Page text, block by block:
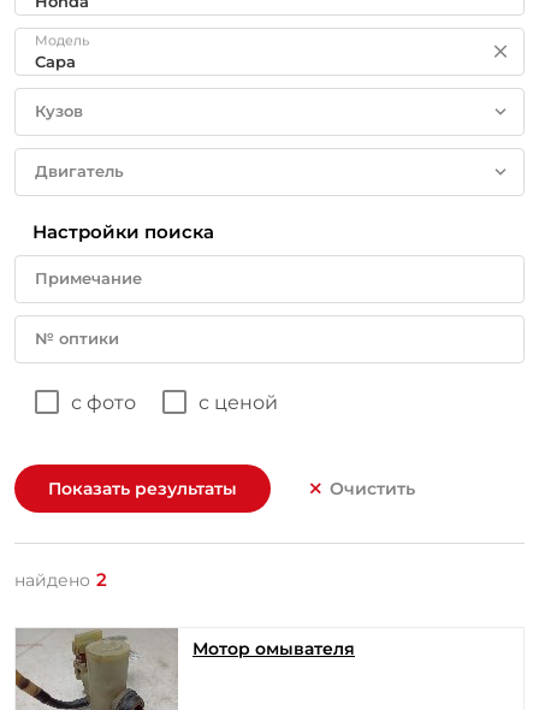
Модель
Кузов
Двигатель
Настройки поиска
Примечание
№ оптики
с фото с ценой
Показать результаты Очистить
найдено 2
Мотор омывателя